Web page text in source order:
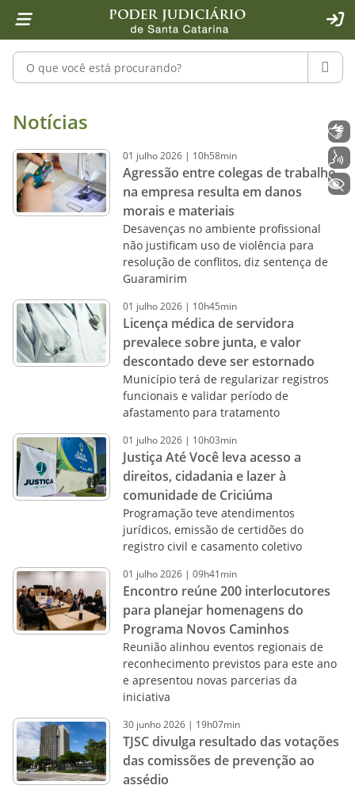
1 Ir para o conteúdo
2 Ir para a ferramenta de acessibilidade - Rybená
4 Ir para o menu principal
5 Ir para a pesquisa
6 Ir para o rodapé
7 Ir para a página inicial
Pesquisar no portal
Notícias - Imprensa - Poder
Notícias
01 julho2026 | 10h58min
Agressão entre colegas de trabalho
na empresa resulta em danos
morais e materiais
Desavenças no ambiente profissional
não justificam uso de violência para
resolução de conflitos, diz sentença de
Guaramirim
01 julho2026 | 10h45min
Licença médica de servidora
prevalece sobre junta, e valor
descontado deve ser estornado
Município terá de regularizar registros
funcionais e validar período de
afastamento para tratamento
01 julho2026 | 10h03min
Justiça Até Você leva acesso a
direitos, cidadania e lazer à
comunidade de Criciúma
Programação teve atendimentos
jurídicos, emissão de certidões do
registro civil e casamento coletivo
01 julho2026 | 09h41min
Encontro reúne 200 interlocutores
para planejar homenagens do
Programa Novos Caminhos
Reunião alinhou eventos regionais de
reconhecimento previstos para este ano
e apresentou novas parcerias da
iniciativa
30 junho2026 | 19h07min
TJSC divulga resultado das votações
das comissões de prevenção ao
assédio
+ Acessibilidade